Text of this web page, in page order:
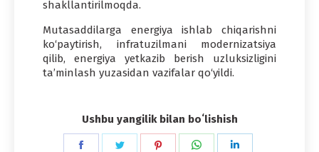
shakllantirilmoqda.
Mutasaddilarga energiya ishlab chiqarishni
ko‘paytirish, infratuzilmani modernizatsiya
qilib, energiya yetkazib berish uzluksizligini
ta’minlash yuzasidan vazifalar qo‘yildi.
Ushbu yangilik bilan boʻlishish
Share
Share
Share
Share